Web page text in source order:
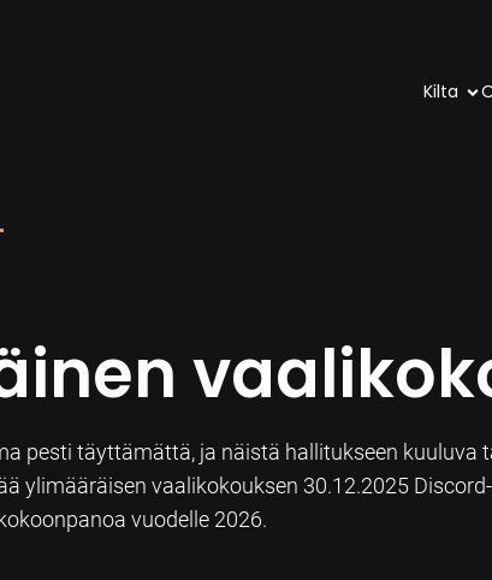
Kilta
pesti täyttämättä, ja näistä hallitukseen kuuluva
ylimääräisen vaalikokouksen 30.12.2025
vuodelle 2026.